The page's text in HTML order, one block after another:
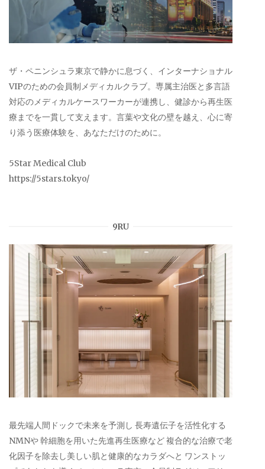
ザ・ペニンシュラ東京で静かに息づく、インターナショナル
VIPのための会員制メディカルクラブ。専属主治医と多言語
対応のメディカルケースワーカーが連携し、健診から再生医
療までを一貫して支えます。言葉や文化の壁を越え、心に寄
り添う医療体験を、あなただけのために。
5Star Medical Club
https://5stars.tokyo/
9RU
最先端人間ドックで未来を予測し 長寿遺伝子を活性化する
NMNや 幹細胞を用いた先進再生医療など 複合的な治療で老
化因子を除去し美しい肌と健康的なカラダへと ワンストッ